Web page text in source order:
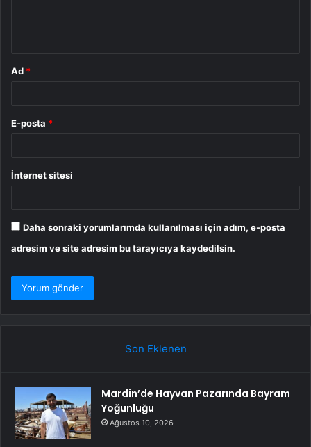
Ad *
E-posta *
İnternet sitesi
Daha sonraki yorumlarımda kullanılması için adım, e-posta
adresim ve site adresim bu tarayıcıya kaydedilsin.
Son Eklenen
Mardin’de Hayvan Pazarında Bayram
Yoğunluğu
Ağustos 10, 2026